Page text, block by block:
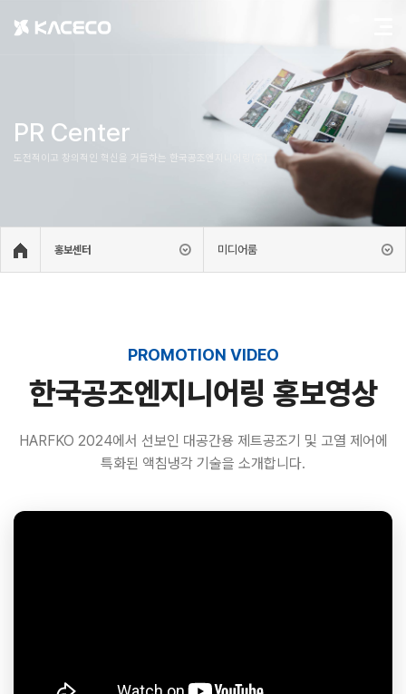
PR Center
도전적이고 창의적인 혁신을 거듭하는 한국공조엔지니어링(주)
홍보센터 미디어룸
PROMOTION VIDEO
한국공조엔지니어링 홍보영상
HARFKO 2024에서 선보인 대공간용 제트공조기 및 고열 제어에
특화된 액침냉각 기술을 소개합니다.